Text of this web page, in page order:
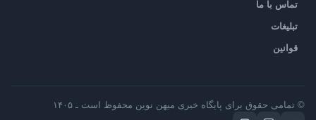
تماس با ما
تبلیغات
قوانین
© تمامی حقوق برای پایگاه خبری میهن نوین محفوظ است ـ ۱۴۰۵